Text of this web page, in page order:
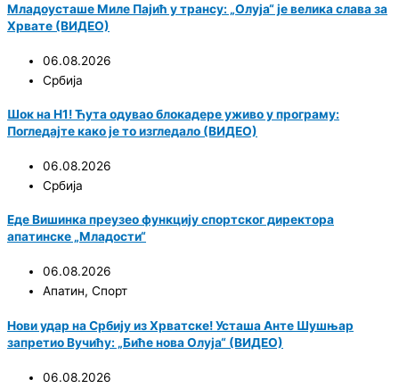
Младоусташе Миле Пајић у трансу: „Олуја“ је велика слава за
Хрвате (ВИДЕО)
06.08.2026
Србија
Шок на Н1! Ћута одувао блокадере уживо у програму:
Погледајте како је то изгледало (ВИДЕО)
06.08.2026
Србија
Еде Вишинка преузео функцију спортског директора
апатинске „Младости“
06.08.2026
Апатин, Спорт
Нови удар на Србију из Хрватске! Усташа Анте Шушњар
запретио Вучићу: „Биће нова Олуја“ (ВИДЕО)
06.08.2026